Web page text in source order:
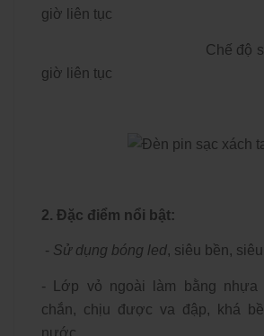
giờ liên tục
Chế độ sáng
giờ liên tục
2. Đặc điểm nổi bật:
- Sử dụng bóng led, siêu bền,
- Lớp vỏ ngoài làm bằng nhựa
chắn, chịu được va đập, khá
nước.